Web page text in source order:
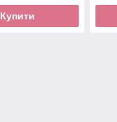
Купити